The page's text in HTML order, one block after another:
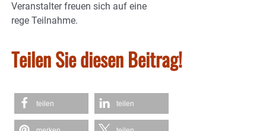
Veranstalter freuen sich auf eine
rege Teilnahme.
Teilen Sie diesen Beitrag!
teilen teilen